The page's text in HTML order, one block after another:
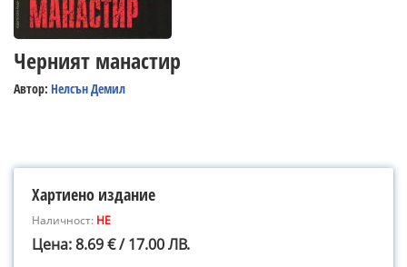
Черният манастир
Автор: Нелсън Демил
Хартиено издание
Наличност: НЕ
Цена: 8.69 € / 17.00 ЛВ.